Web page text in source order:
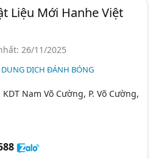
Liệu Mới Hanhe Việt
26/11/2025
DỊCH ĐÁNH BÓNG
Nam Võ Cường, P. Võ Cường,